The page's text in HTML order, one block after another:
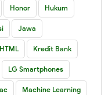
Honor Hukum
Jawa
Kredit Bank
LG Smartphones
Machine Learning